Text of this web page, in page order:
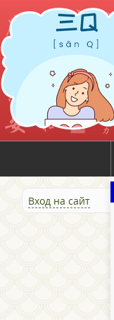
Вход на сайт